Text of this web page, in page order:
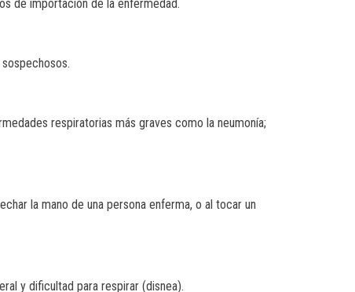
de importación de la enfermedad.
respiratorias más graves como la neumonía;
la mano de una persona enferma, o al tocar un
y dificultad para respirar (disnea).